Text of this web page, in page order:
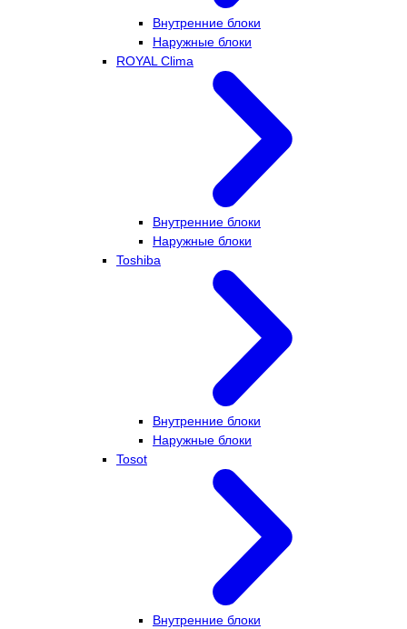
Внутренние блоки
Наружные блоки
ROYAL Clima
Внутренние блоки
Наружные блоки
Toshiba
Внутренние блоки
Наружные блоки
Tosot
Внутренние блоки